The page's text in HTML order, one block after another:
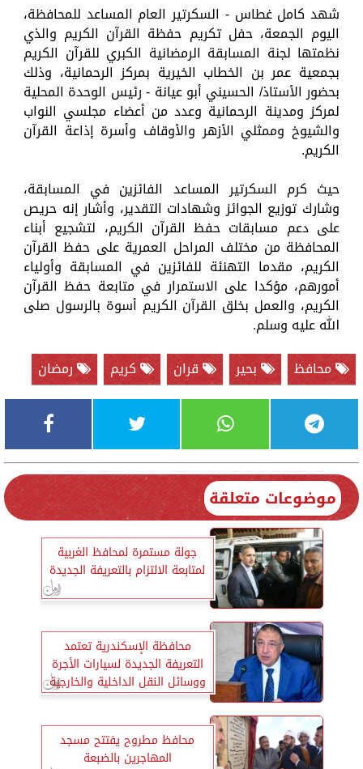
شهد كامل غطاس - السكرتير العام المساعد للمحافظة،
اليوم الجمعة، حفل تكريم حفظة القرآن الكريم والذي
نظمتها لجنة المسابقة الرمضانية الكبري للقرآن الكريم
بجمعية عمر بن الخطاب الخيرية بمركز الرحمانية، وذلك
بحضور الأستاذ/ الحسيني أبو عيانة - رئيس الوحدة المحلية
لمركز ومدينة الرحمانية وعدد من أعضاء مجلسي النواب
والشيوخ وممثلي الأزهر والأوقاف وأسرة إذاعة القرآن
الكريم.
حيث كرم السكرتير المساعد الفائزين في المسابقة،
وشارك توزيع الجوائز وشهادات التقدير، وأشار إنه حريص
على دعم مسابقات حفظ القرآن الكريم، لتشجيع أبناء
المحافظة من مختلف المراحل العمرية على حفظ القرآن
الكريم، مقدما التهنئة للفائزين في المسابقة وأولياء
أمورهم، مؤكدا على الاستمرار في متابعة حفظ القرآن
الكريم، والعمل بخلق القرآن الكريم أسوة بالرسول صلى
الله عليه وسلم.
محافظ
بحير قران كريم رمضان
موضوعات متعلقة
جولة مستمرة لمحافظ الغربية
لمتابعة الالتزام بالتعريفة الجديدة
محافظة الإسكندرية تعتمد
التعريفة الجديدة لسيارات الأجرة
ووسائل النقل الداخلية والخارجية
محافظ مطروح يفتتح مسجد
المهاجرين بالضبعة